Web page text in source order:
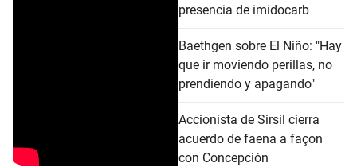
presencia de imidocarb
Baethgen sobre El Niño: "Hay
que ir moviendo perillas, no
prendiendo y apagando"
Accionista de Sirsil cierra
acuerdo de faena a façon
con Concepción